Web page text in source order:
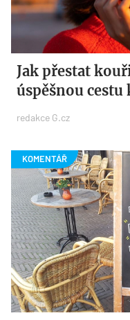
Jak přestat
úspěšnou cestu
redakce G.cz